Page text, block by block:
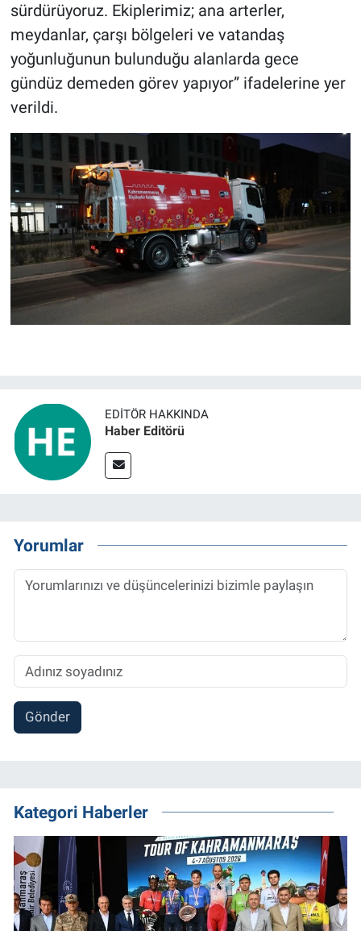
sürdürüyoruz. Ekiplerimiz; ana arterler,
meydanlar, çarşı bölgeleri ve vatandaş
yoğunluğunun bulunduğu alanlarda gece
gündüz demeden görev yapıyor” ifadelerine yer
verildi.
EDITÖR HAKKINDA
Haber Editörü
Yorumlar
Gönder
Kategori Haberler